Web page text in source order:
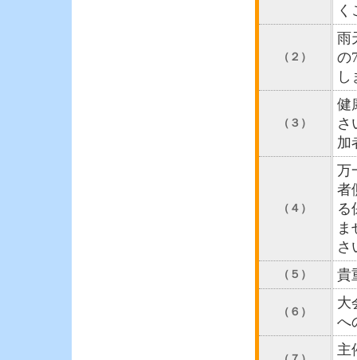
く
（２）
雨
の
し
（３）
健
さ
加
（４）
万
者
る
ま
さ
（５） 貴
（６）
大
へ
主